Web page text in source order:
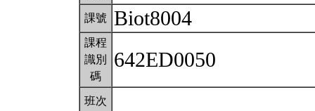
課號 Biot8004
課程
識別
碼
642ED0050
班次